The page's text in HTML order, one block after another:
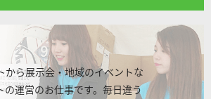
から展示会・地域のイベントな
の運営のお仕事です。毎日違う